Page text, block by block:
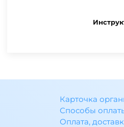
Карточка
Способы
Оплата,